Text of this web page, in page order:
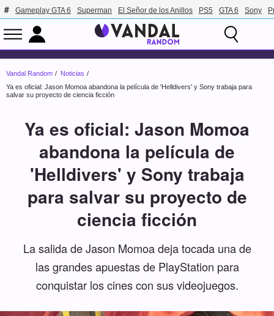
Gameplay GTA 6 Superman El Señor de los Anillos PS5 GTA 6 Sony
Vandal Random
Noticias
Ya es oficial: Jason Momoa abandona la película de 'Helldivers' y Sony trabaja para
salvar su proyecto de ciencia ficción
Ya es oficial: Jason Momoa
abandona la película de
'Helldivers' y Sony trabaja
para salvar su proyecto de
ciencia ficción
La salida de Jason Momoa deja tocada una de
las grandes apuestas de PlayStation para
conquistar los cines con sus videojuegos.